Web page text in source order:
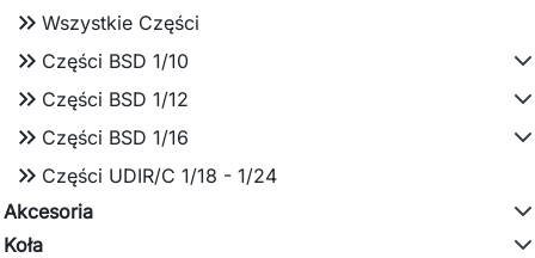
keyboard_double_arrow_right Wszystkie Części
keyboard_double_arrow_right Części BSD 1/10
keyboard_double_arrow_right Części BSD 1/12
keyboard_double_arrow_right Części BSD 1/16
keyboard_double_arrow_right Części UDIR/C 1/18 - 1/24
Akcesoria
Koła